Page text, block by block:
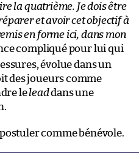
la quatrième. Je dois être
et avoir cet objectif à
en forme ici, dans mon
compliqué pour lui qui
évolue dans un
des joueurs comme
leleaddans une
comme bénévole.